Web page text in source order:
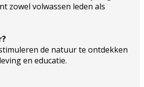
zowel volwassen leden als
de natuur te ontdekken
en educatie.